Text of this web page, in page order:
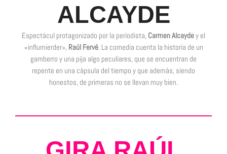
ALCAYDE
Espectácul protagonizado por la periodista, Carmen Alcaydey el
«influmierder», Raúl Fervé. La comedia cuenta la historia de un
gamberro y una pija algo peculiares, que se encuentran de
repente en una cápsula del tiempo y que además, siendo
honestos, de primeras no se llevan muy bien.